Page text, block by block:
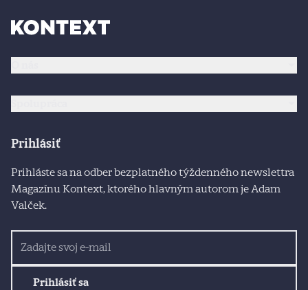
Prihlásiť
Prihláste sa na odber bezplatného týždenného newslettra
Magazínu Kontext, ktorého hlavným autorom je Adam
Valček.
Prihlásiť sa